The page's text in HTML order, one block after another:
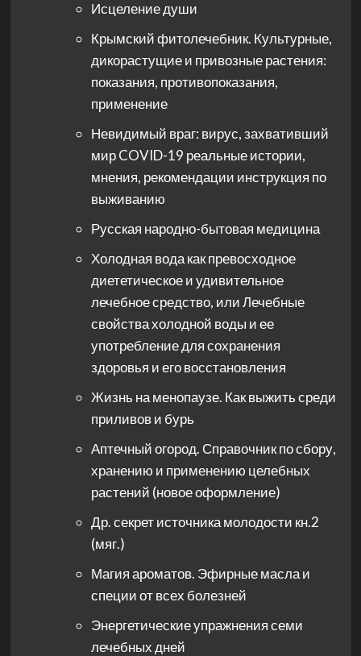
Исцеление души
Крымский фитолечебник. Культурные,
дикорастущие и привозные растения:
показания, противопоказания,
применение
Невидимый враг: вирус, захвативший
мир COVID-19 реальные истории,
мнения, рекомендации инструкция по
выживанию
Русская народно-бытовая медицина
Холодная вода как превосходное
диететическое и удивительное
лечебное средство, или Лечебные
свойства холодной воды и ее
употребление для сохранения
здоровья и его восстановления
Жизнь на менопаузе. Как выжить среди
приливов и бурь
Аптечный огород. Справочник по сбору,
хранению и применению целебных
растений (новое оформление)
Др. секрет источника молодости кн.2
(мяг.)
Магия ароматов. Эфирные масла и
специи от всех болезней
Энергетические упражнения семи
лечебных дней